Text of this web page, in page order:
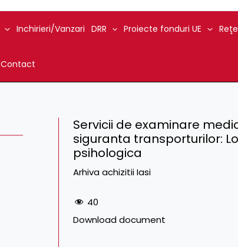
Inchirieri/Vanzari DRR Proiecte fonduri UE
Contact
Servicii de examinare
siguranta transporturilor:
psihologica
Arhiva achizitii Iasi
40
Download document